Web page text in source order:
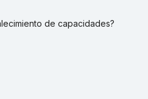
de capacidades?